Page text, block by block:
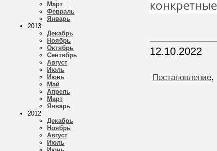
Март
Февраль
Январь
2013
Декабрь
Ноябрь
Октябрь
Сентябрь
Август
Июль
Июнь
Май
Апрель
Март
Январь
2012
Декабрь
Ноябрь
Август
Июль
12.10.2022
Постановление,